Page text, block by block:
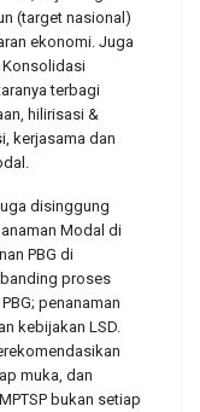
(target nasional)
ekonomi. Juga
terbagi
hilirisasi &
kerjasama dan
disinggung
Modal di
PBG di
proses
penanaman
kebijakan LSD.
muka, dan
bukan setiap